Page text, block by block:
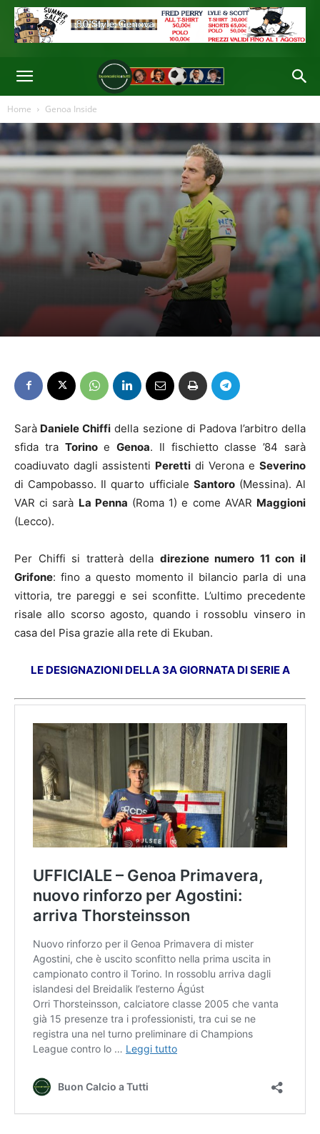
Home Genoa Inside
Sarà Daniele Chiffi della sezione di Padova l’arbitro della
sfida tra TorinoeGenoa. Il fischietto classe ’84 sarà
coadiuvato dagli assistenti Peretti di Verona e Severino
di Campobasso. Il quarto ufficiale Santoro(Messina). Al
VAR ci sarà La Penna (Roma 1) e come AVAR Maggioni
(Lecco).
Per Chiffi si tratterà della direzione numero 11 con il
Grifone: fino a questo momento il bilancio parla di una
vittoria, tre pareggi e sei sconfitte. L’ultimo precedente
risale allo scorso agosto, quando i rossoblu vinsero in
casa del Pisa grazie alla rete di Ekuban.
LE DESIGNAZIONI DELLA 3A GIORNATA DI SERIE A